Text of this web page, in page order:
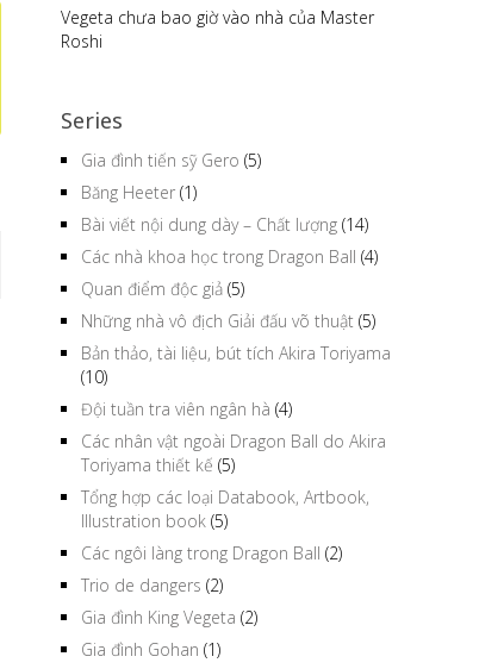
Vegeta chưa bao giờ vào nhà của Master
Roshi
Series
Gia đình tiến sỹ Gero (5)
Băng Heeter (1)
Bài viết nội dung dày – Chất lượng (14)
Các nhà khoa học trong Dragon Ball (4)
Quan điểm độc giả (5)
Những nhà vô địch Giải đấu võ thuật (5)
Bản thảo, tài liệu, bút tích Akira Toriyama
(10)
Đội tuần tra viên ngân hà (4)
Các nhân vật ngoài Dragon Ball do Akira
Toriyama thiết kế (5)
Tổng hợp các loại Databook, Artbook,
Illustration book (5)
Các ngôi làng trong Dragon Ball (2)
Trio de dangers (2)
Gia đình King Vegeta (2)
Gia đình Gohan (1)